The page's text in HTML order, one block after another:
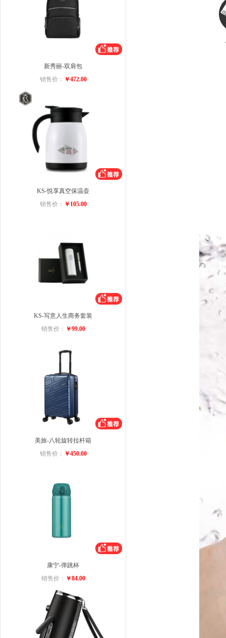
新秀丽-双肩包
销售价： ￥472.00
KS-悦享真空保温壶
销售价： ￥105.00
KS-写意人生商务套装
销售价： ￥99.00
美旅-八轮旋转拉杆箱
销售价： ￥450.00
康宁-弹跳杯
销售价： ￥84.00